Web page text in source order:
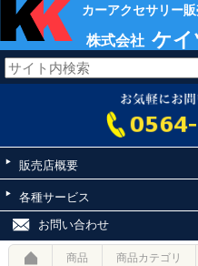
カーアクセサリー
株式会社 ケイ
販売店概要
各種サービス
お問い合わせ
商品 商品カテゴリ